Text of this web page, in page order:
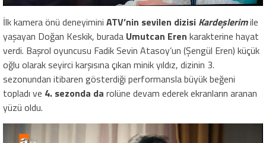
İlk kamera önü deneyimini ATV’nin sevilen dizisi Kardeşlerimile
yaşayan Doğan Keskik, burada Umutcan Eren karakterine hayat
verdi. Başrol oyuncusu Fadik Sevin Atasoy’un (Şengül Eren) küçük
oğlu olarak seyirci karşısına çıkan minik yıldız, dizinin 3.
sezonundan itibaren gösterdiği performansla büyük beğeni
topladı ve 4. sezonda da rolüne devam ederek ekranların aranan
yüzü oldu.